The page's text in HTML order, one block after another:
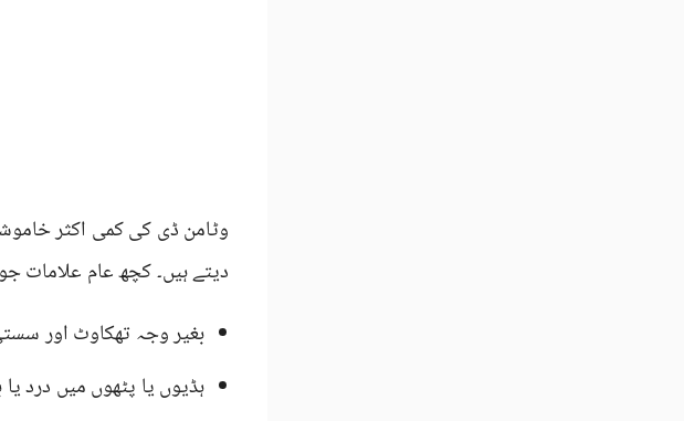
وٹامن ڈی کی کمی اکثر
دیتے ہیں۔ کچھ عام علامات
بغیر وجہ تھکاوٹ اور
ہڈیوں یا پٹھوں میں درد یا